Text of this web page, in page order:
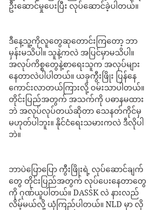
ဦးဆောင်မှုပေးပြီး လုပ်ဆောင်ခဲ့ပါတယ်။
ဒီနေ့သူ့ကိုလူတွေဆုတောင်းကြတော့ ဘာ
မှန်းမသိပါ။ သူနဲ့ကလဲ အပြင်မှာမသိပါ။
အလုပ်ကိစ္စတွေနဲ့စာရေးသူက အလုပ်များ
နေတာလဲပါပါတယ်။ ယခုကွီးဖြိုး ပြန်နေ
ကောင်းလာတယ်ကြားလို့ ဝမ်းသာပါတယ်။
တိုင်းပြည်အတွက် အသက်ကို ပဓာနမထား
ဘဲ အလုပ်လုပ်တယ်ဆိုတာ သေနတ်ကိုင်မှ
မဟုတ်ပါဘူး။ နိုင်ငံရေးသမားကလဲ ဒီလိုပါ
ဘဲ။
ဘာပဲပြောပြော ကွီးဖြိုးရဲ့ လုပ်ဆောင်ချက်
တွေ တိုင်းပြည်အတွက် လုပ်ပေးနေတာတွေ
ကို ဂုဏ်ယူပါတယ်။ DASSK လဲ နားလည်
လိမ့်မယ်လို့ ယုံကြည်ပါတယ်။ NLD မှာ လို